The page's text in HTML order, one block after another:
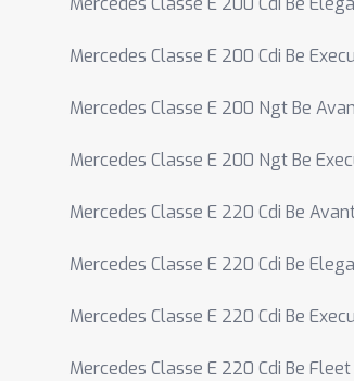
Mercedes Classe E 200 Cdi Be
Mercedes Classe E 200 Ngt Be
Mercedes Classe E 200 Ngt Be
Mercedes Classe E 220 Cdi Be
Mercedes Classe E 220 Cdi Be
Mercedes Classe E 220 Cdi Be
Mercedes Classe E 220 Cdi Be Fleet